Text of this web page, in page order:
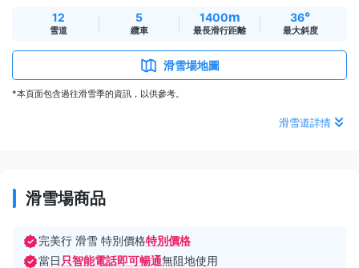
12
雪道
5
纜車
1400m
最長滑行距離
36°
最大斜度
滑雪場地圖
*本頁面包含過往滑雪季的資訊，以供參考。
滑雪道詳情
滑雪場商品
完美行 滑雪 特別價格特別價格
當日 只智能電話即可暢通無阻地使用